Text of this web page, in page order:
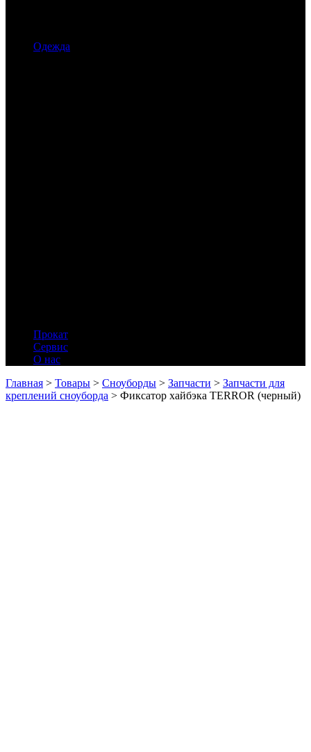
Одежда
Прокат
Сервис
О нас
Главная > Товары > Сноуборды > Запчасти > Запчасти для
креплений сноуборда > Фиксатор хайбэка TERROR (черный)